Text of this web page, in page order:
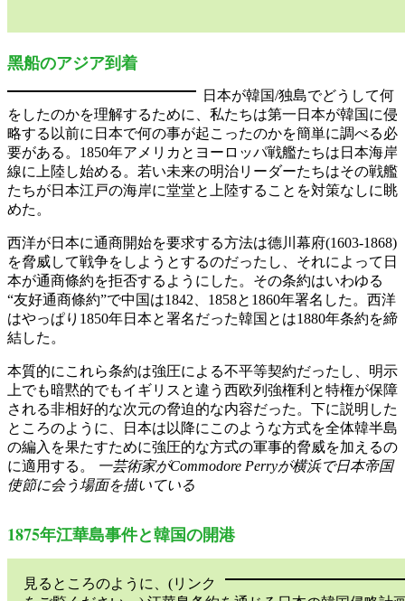
黑船のアジア到着
日本が韓国/独島でどうして何
をしたのかを理解するために、私たちは第一日本が韓国に侵
略する以前に日本で何の事が起こったのかを簡単に調べる必
要がある。1850年アメリカとヨーロッパ戦艦たちは日本海岸
線に上陸し始める。若い未来の明治リーダーたちはその戦艦
たちが日本江戸の海岸に堂堂と上陸することを対策なしに眺
めた。
西洋が日本に通商開始を要求する方法は德川幕府(1603-1868)
を脅威して戦争をしようとするのだったし、それによって日
本が通商條約を拒否するようにした。その条約はいわゆる
“友好通商條約”で中国は1842、1858と1860年署名した。西洋
はやっぱり1850年日本と署名だった韓国とは1880年条約を締
結した。
本質的にこれら条約は強圧による不平等契約だったし、明示
上でも暗黙的でもイギリスと違う西欧列強権利と特権が保障
される非相好的な次元の脅迫的な内容だった。下に説明した
ところのように、日本は以降にこのような方式を全体韓半島
の編入を果たすために強圧的な方式の軍事的脅威を加えるの
に適用する。
一芸術家がCommodore Perryが横浜で日本帝国
使節に会う場面を描いている
1875年江華島事件と韓国の開港
見るところのように、(リンク